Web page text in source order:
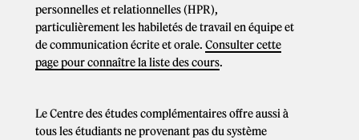
personnelles et relationnelles (HPR),
particulièrement les habiletés de travail en équipe et
de communication écrite et orale. Consulter cette
page pour connaître la liste des cours.
Le Centre des études complémentaires offre aussi à
tous les étudiants ne provenant pas du système